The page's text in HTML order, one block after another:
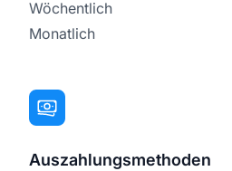
Wöchentlich
Monatlich
Auszahlungsmethoden